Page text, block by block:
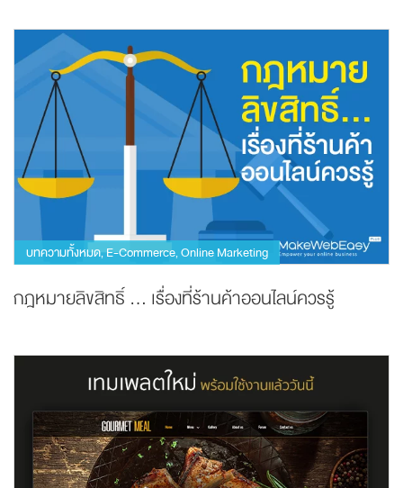
บทความทั้งหมด,E-Commerce,Online Marketing
กฎหมายลิขสิทธิ์ … เรื่องที่ร้านค้าออนไลน์ควรรู้